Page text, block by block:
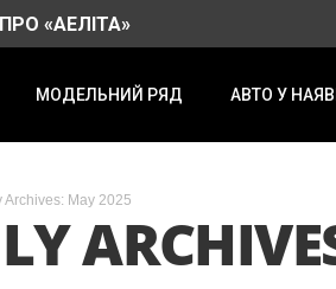
«АЕЛІТА»
МОДЕЛЬНИЙ РЯД АВТО У
Archives: May 2025